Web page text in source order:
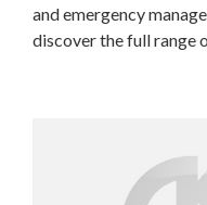
and emergency
discover the full range